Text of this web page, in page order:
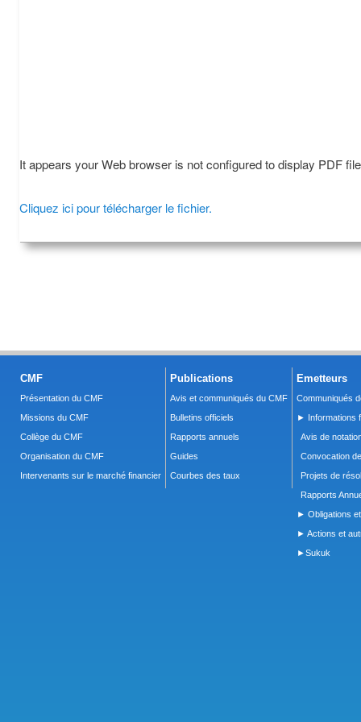
It appears your Web browser is not configured to display PDF
Cliquez ici pour télécharger le fichier.
CMF
Présentation du CMF
Missions du CMF
Collège du CMF
Organisation du CMF
Intervenants sur le marché financier
Publications
Avis et communiqués du CMF
Bulletins officiels
Rapports annuels
Guides
Courbes des taux
Emetteurs
Communiqués
► Informations
Avis de
Convocation
Projets de
Rapports
► Obligations
► Actions et
►Sukuk